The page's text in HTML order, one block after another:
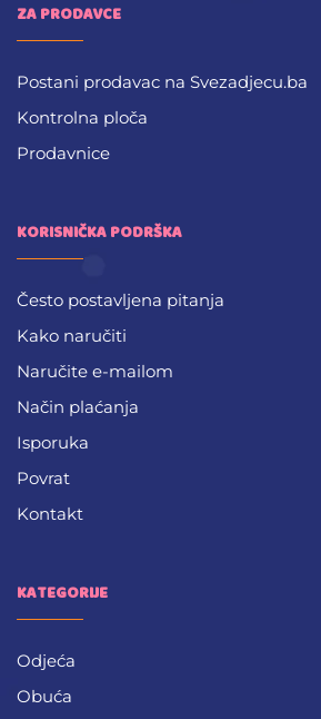
ZA PRODAVCE
Postani prodavac na Svezadjecu.ba
Kontrolna ploča
Prodavnice
KORISNIČKA PODRŠKA
Često postavljena pitanja
Kako naručiti
Naručite e-mailom
Način plaćanja
Isporuka
Povrat
Kontakt
KATEGORIJE
Odjeća
Obuća